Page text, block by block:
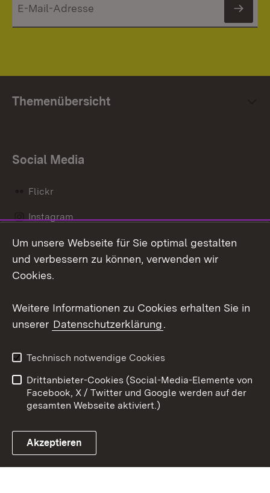
Themenübersicht
Social Media
Flickr
Instagram
Social Wall
Link zum Landesportal
Barrierefreiheit
Benutzungshinweise
Impressum
Cookies
Um unsere Webseite für Sie optimal gestalten
und verbessern zu können, verwenden wir
Cookies.
Weitere Informationen zu Cookies erhalten Sie in
unserer Datenschutzerklärung.
Technisch notwendige Cookies
Drittanbieter-Cookies (Social-Media-Elemente von
Facebook, X / Twitter und Google werden auf der
gesamten Webseite aktiviert.)
Akzeptieren